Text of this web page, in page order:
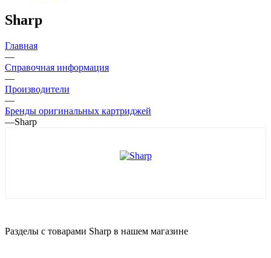
Sharp
Главная
—
Справочная информация
—
Производители
—
Бренды оригинальных картриджей
—Sharp
Разделы с товарами Sharp в нашем магазине